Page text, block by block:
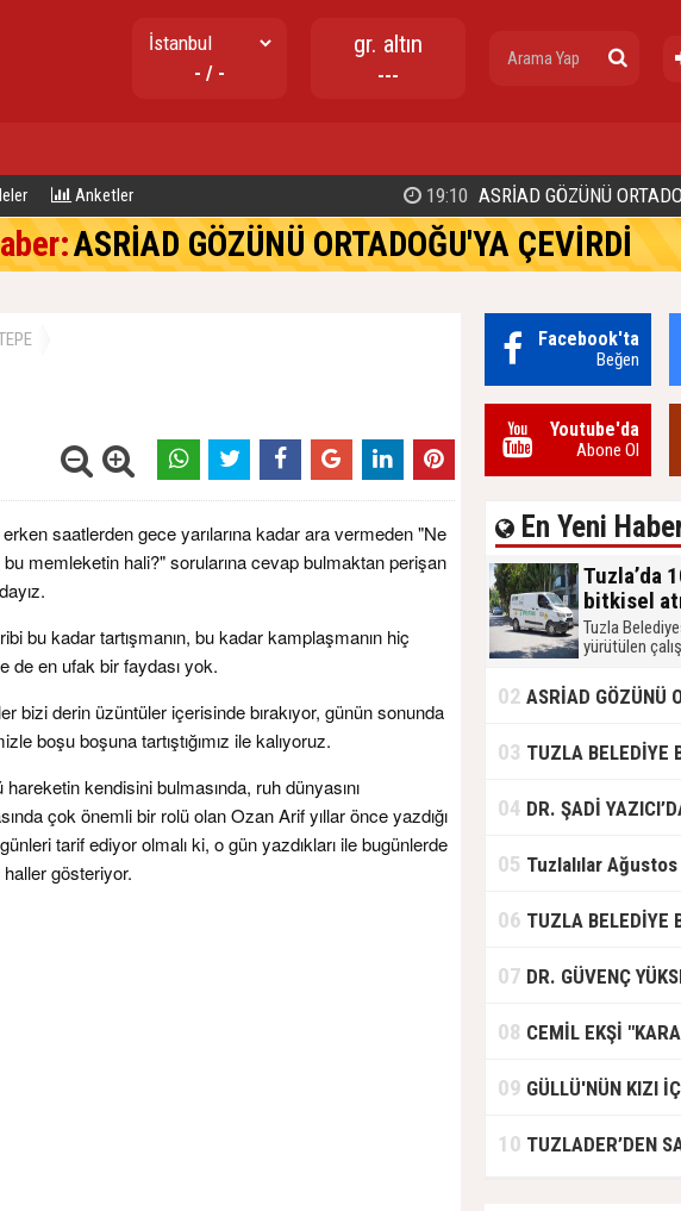
- / -
gr. altın
---
Anketler TUZLA BELEDİYE BAŞKANI EREN ALİ BİNGÖL’DEN İBB’YE SORULAR: "O
ASRİAD GÖZÜNÜ ORTADOĞU'YA ÇEVİRDİ
saatlerden gece yarılarına kadar ara vermeden "Ne
memleketin hali?" sorularına cevap bulmaktan perişan
bu kadar tartışmanın, bu kadar kamplaşmanın hiç
de en ufak bir faydası yok.
bizi derin üzüntüler içerisinde bırakıyor, günün sonunda
boşu boşuna tartıştığımız ile kalıyoruz.
hareketin kendisini bulmasında, ruh dünyasını
çok önemli bir rolü olan Ozan Arif yıllar önce yazdığı
tarif ediyor olmalı ki, o gün yazdıkları ile bugünlerde
haller gösteriyor.
Facebook'ta
Beğen
Youtube'da
Abone Ol
En Yeni
Tuzla’da
bitkisel
Tuzla
yürütülen
yağ toplandı.
merkezi,
yağlar,
kullanılmak
02 ASRİAD GÖZÜNÜ
03 TUZLA BELEDİYE BAŞKANI EREN ALİ BİNGÖL’DEN
04 DR. ŞADİ YAZICI’DAN SERT YANIT: "TUZLA’YA
05 Tuzlalılar Ağustos
06 TUZLA BELEDİYE BAŞKANI EREN ALİ BİNGÖL'DEN
07 DR. GÜVENÇ YÜKSEL BÖLGE
08 CEMİL EKŞİ "KARAR
09 GÜLLÜ'NÜN KIZI İÇİN
10 TUZLADER’DEN SANAT RÜZGARI: